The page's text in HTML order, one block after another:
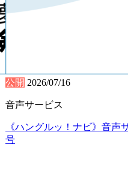
公開 2026/07/16
音声サービス
《ハングルッ！ナビ》音声
号